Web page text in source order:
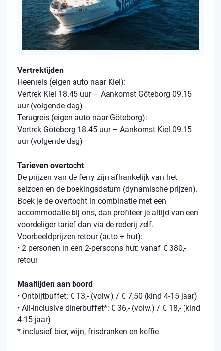
Vertrektijden
Heenreis (eigen auto naar Kiel):
Vertrek Kiel 18.45 uur – Aankomst Göteborg 09.15
uur (volgende dag)
Terugreis (eigen auto naar Göteborg):
Vertrek Göteborg 18.45 uur – Aankomst Kiel 09.15
uur (volgende dag)
Tarieven overtocht
De prijzen van de ferry zijn afhankelijk van het
seizoen en de boekingsdatum (dynamische prijzen).
Boek je de overtocht in combinatie met een
accommodatie bij ons, dan profiteer je altijd van een
voordeliger tarief dan via de rederij zelf.
Voorbeeldprijzen retour (auto + hut):
• 2 personen in een 2-persoons hut: vanaf € 380,-
retour
Maaltijden aan boord
• Ontbijtbuffet: € 13,- (volw.) / € 7,50 (kind 4-15 jaar)
• All-inclusive dinerbuffet*: € 36,- (volw.) / € 18,- (kind
4-15 jaar)
* inclusief bier, wijn, frisdranken en koffie